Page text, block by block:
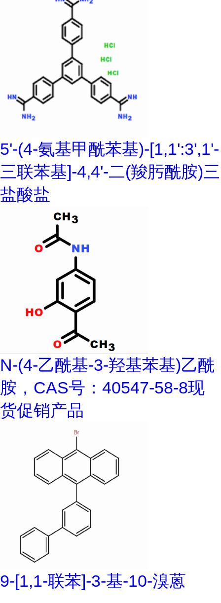
5'-(4-氨基甲酰苯基)-[1,1':3',1'-
三联苯基]-4,4'-二(羧肟酰胺)三
盐酸盐
N-(4-乙酰基-3-羟基苯基)乙酰
胺，CAS号：40547-58-8现
货促销产品
9-[1,1-联苯]-3-基-10-溴蒽